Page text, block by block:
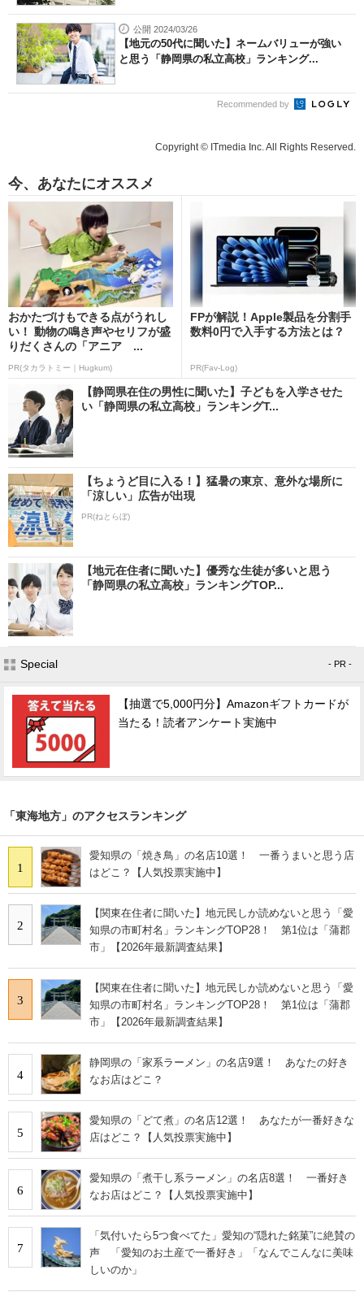
公開 2024/03/26
【地元の50代に聞いた】ネームバリューが強い
と思う「静岡県の私立高校」ランキング...
Recommended by
Copyright © ITmedia Inc. All Rights Reserved.
今、あなたにオススメ
おかたづけもできる点がうれし
い！ 動物の鳴き声やセリフが盛
りだくさんの「アニア ...
PR(タカラトミー｜Hugkum)
FPが解説！Apple製品を分割手
数料0円で入手する方法とは？
PR(Fav-Log)
【静岡県在住の男性に聞いた】子どもを入学させた
い「静岡県の私立高校」ランキングT...
【ちょうど目に入る！】猛暑の東京、意外な場所に
「涼しい」広告が出現
PR(ねとらぼ)
【地元在住者に聞いた】優秀な生徒が多いと思う
「静岡県の私立高校」ランキングTOP...
Special - PR -
【抽選で5,000円分】Amazonギフトカードが
当たる！読者アンケート実施中
「東海地方」のアクセスランキング
1
愛知県の「焼き鳥」の名店10選！ 一番うまいと思う店
はどこ？【人気投票実施中】
2
【関東在住者に聞いた】地元民しか読めないと思う「愛
知県の市町村名」ランキングTOP28！ 第1位は「蒲郡
市」【2026年最新調査結果】
3
【関東在住者に聞いた】地元民しか読めないと思う「愛
知県の市町村名」ランキングTOP28！ 第1位は「蒲郡
市」【2026年最新調査結果】
4
静岡県の「家系ラーメン」の名店9選！ あなたの好き
なお店はどこ？
5
愛知県の「どて煮」の名店12選！ あなたが一番好きな
店はどこ？【人気投票実施中】
6
愛知県の「煮干し系ラーメン」の名店8選！ 一番好き
なお店はどこ？【人気投票実施中】
7
「気付いたら5つ食べてた」愛知の“隠れた銘菓”に絶賛の
声 「愛知のお土産で一番好き」「なんでこんなに美味
しいのか」